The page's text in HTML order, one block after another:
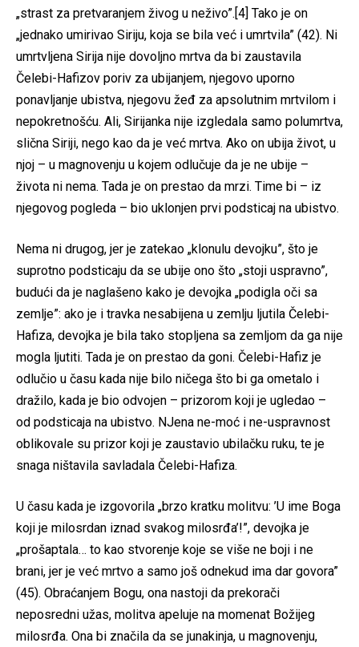
„strast za pretvaranjem živog u neživo”.[4] Tako je on
„jednako umirivao Siriju, koja se bila već i umrtvila” (42). Ni
umrtvljena Sirija nije dovoljno mrtva da bi zaustavila
Čelebi-Hafizov poriv za ubijanjem, njegovo uporno
ponavljanje ubistva, njegovu žeđ za apsolutnim mrtvilom i
nepokretnošću. Ali, Sirijanka nije izgledala samo polumrtva,
slična Siriji, nego kao da je već mrtva. Ako on ubija život, u
njoj – u magnovenju u kojem odlučuje da je ne ubije –
života ni nema. Tada je on prestao da mrzi. Time bi – iz
njegovog pogleda – bio uklonjen prvi podsticaj na ubistvo.
Nema ni drugog, jer je zatekao „klonulu devojku”, što je
suprotno podsticaju da se ubije ono što „stoji uspravno”,
budući da je naglašeno kako je devojka „podigla oči sa
zemlje”: ako je i travka nesabijena u zemlju ljutila Čelebi-
Hafiza, devojka je bila tako stopljena sa zemljom da ga nije
mogla ljutiti. Tada je on prestao da goni. Čelebi-Hafiz je
odlučio u času kada nije bilo ničega što bi ga ometalo i
dražilo, kada je bio odvojen – prizorom koji je ugledao –
od podsticaja na ubistvo. NJena ne-moć i ne-uspravnost
oblikovale su prizor koji je zaustavio ubilačku ruku, te je
snaga ništavila savladala Čelebi-Hafiza.
U času kada je izgovorila „brzo kratku molitvu: ’U ime Boga
koji je milosrdan iznad svakog milosrđa’!”, devojka je
„prošaptala… to kao stvorenje koje se više ne boji i ne
brani, jer je već mrtvo a samo još odnekud ima dar govora”
(45). Obraćanjem Bogu, ona nastoji da prekorači
neposredni užas, molitva apeluje na momenat Božijeg
milosrđa. Ona bi značila da se junakinja, u magnovenju,